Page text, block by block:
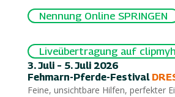
Nennung Online SPRINGEN
Liveübertragung auf
3. Juli – 5. Juli 2026
Fehmarn-Pferde-Festival
Feine, unsichtbare Hilfen, perfekter